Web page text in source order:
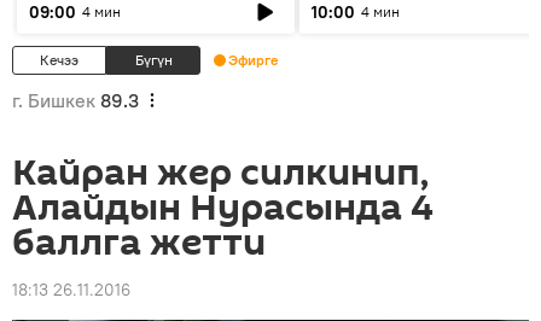
09:00 4 мин
10:00 4 мин
Кечээ Бүгүн Эфирге
г. Бишкек 89.3
Кайран жер силкинип,
Алайдын Нурасында 4
баллга жетти
18:13 26.11.2016